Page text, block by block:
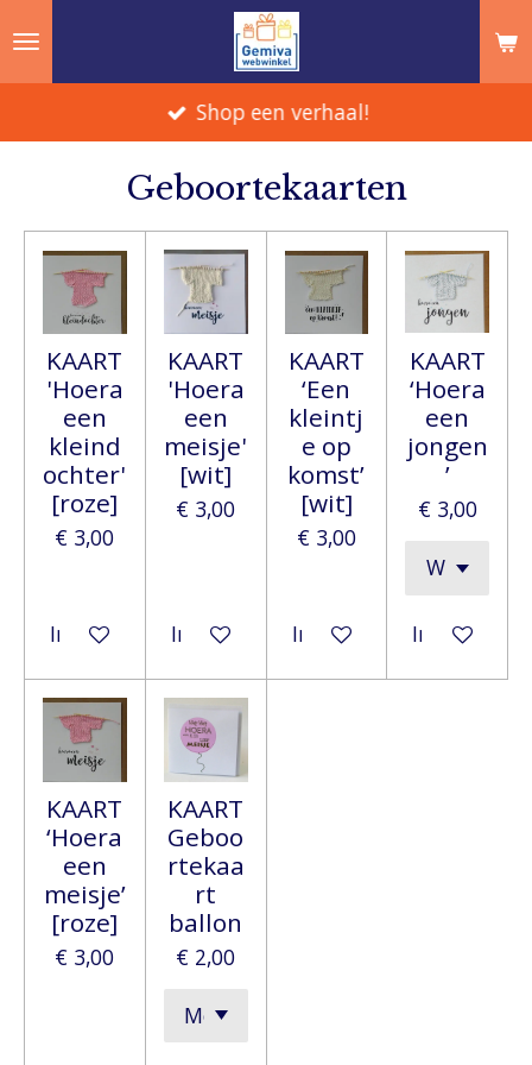
Ga
de
hoofdinhoud
Shop een verhaal!
Geboortekaarten
KAART
'Hoera
een
kleind
ochter'
[roze]
€ 3,00
In winkelwagen
KAART
'Hoera
een
meisje'
[wit]
€ 3,00
In winkelwagen
KAART
‘Een
kleintj
e op
komst’
[wit]
€ 3,00
In winkelwagen
KAART
‘Hoera
een
jongen
’
€ 3,00
In
KAART
‘Hoera
een
meisje’
[roze]
€ 3,00
KAART
Geboo
rtekaa
rt
ballon
€ 2,00